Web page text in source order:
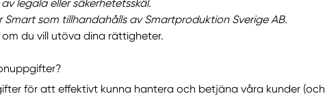
legala eller säkerhetetsskäl.
som tillhandahålls av Smartproduktion Sverige AB.
om du vill utöva dina rättigheter.
för att effektivt kunna hantera och betjäna våra kunder (och